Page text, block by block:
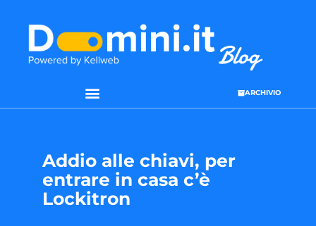
ARCHIVIO
Addio alle chiavi, per
entrare in casa c’è
Lockitron